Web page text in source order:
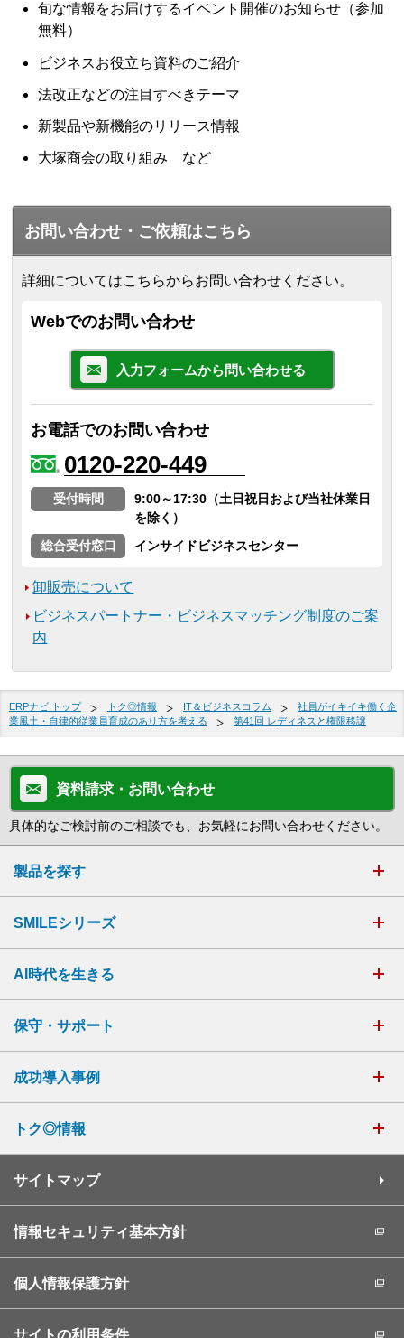
旬な情報をお届けするイベント開催のお知らせ（参加
無料）
ビジネスお役立ち資料のご紹介
法改正などの注目すべきテーマ
新製品や新機能のリリース情報
大塚商会の取り組み など
お問い合わせ・ご依頼はこちら
詳細についてはこちらからお問い合わせください。
Webでのお問い合わせ
入力フォームから問い合わせる
お電話でのお問い合わせ
0120-220-449
受付時間
9:00～17:30（土日祝日および当社休業日
を除く）
総合受付窓口
インサイドビジネスセンター
卸販売について
ビジネスパートナー・ビジネスマッチング制度のご案
内
ERPナビ トップ トク◎情報 IT＆ビジネスコラム
社員がイキイキ働く企
業風土・自律的従業員育成のあり方を考える
第41回 レディネスと権限移譲
資料請求・お問い合わせ
具体的なご検討前のご相談でも、お気軽にお問い合わせください。
製品を探す
SMILEシリーズ
AI時代を生きる
保守・サポート
成功導入事例
トク◎情報
サイトマップ
情報セキュリティ基本方針
個人情報保護方針